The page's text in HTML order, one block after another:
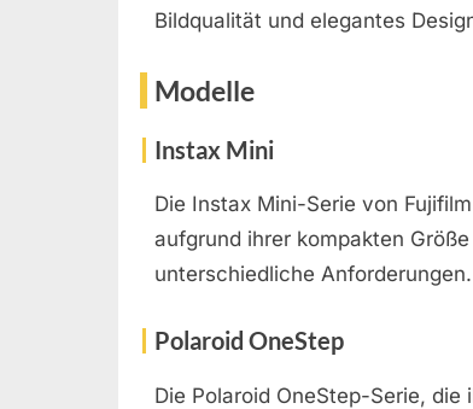
Bildqualität und elegantes
Modelle
Instax Mini
Die Instax Mini-Serie von
aufgrund ihrer kompakten
unterschiedliche Anforderungen.
Polaroid OneStep
Die Polaroid OneStep-Serie,